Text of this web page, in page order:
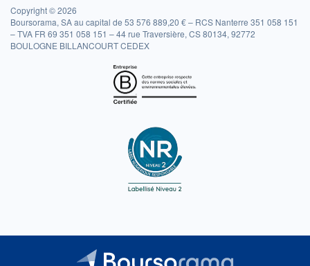
Copyright © 2026
Boursorama, SA au capital de 53 576 889,20 € – RCS Nanterre 351 058 151
– TVA FR 69 351 058 151 – 44 rue Traversière, CS 80134, 92772
BOULOGNE BILLANCOURT CEDEX